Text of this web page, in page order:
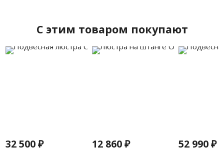
C этим товаром покупают
32 500₽ 12 860₽ 52 990₽